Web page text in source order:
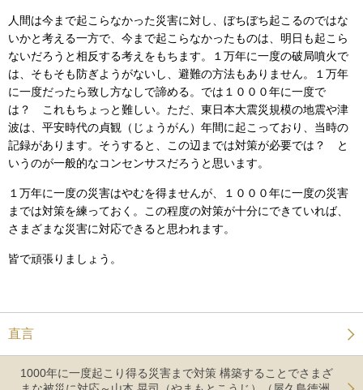
人間は今まで起こらなかった災害に対し、ぼちぼち起こるのではな
いかと考える一方で、今まで起こらなかったものは、明日も起こら
ないだろうと相反する考えをもちます。１万年に一度の破局噴火で
は、そもそも防ぎようがないし、避難の方法もありません。１万年
に一度だったら致し方なしで諦める。では１０００年に一度で
は？ これもちょっと難しい。ただ、東日本大震災規模の地震や津
波は、平安時代の貞観（じょうがん）年間に起こっており、当時の
記録があります。そうすると、この辺までは対策が必要では？ と
いうのが一般的なコンセンサスだろうと思います。
１万年に一度の災害はやむを得ませんが、１０００年に一度の災害
までは対策を練っておく。この程度の対策が十分にできていれば、
さまざまな災害に対応できると思われます。
皆で頑張りましょう。
直言
1000年に一度起こり得る災害まで対策 構築することでさまざ